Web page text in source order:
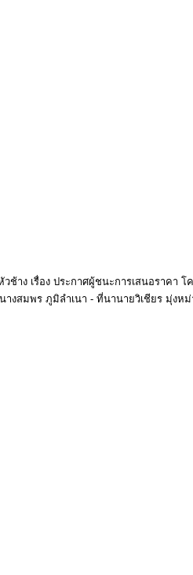
ช้าง เรื่อง ประกาศผู้ชนะการเสนอราค
งสมพร ภูมิลำเนา - ที่นานายวิเชียร มุ่งหม่